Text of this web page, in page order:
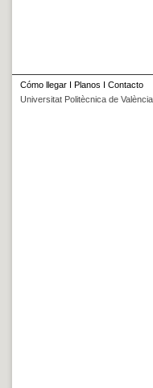
Cómo llegar I Planos I Contacto
Universitat Politècnica de